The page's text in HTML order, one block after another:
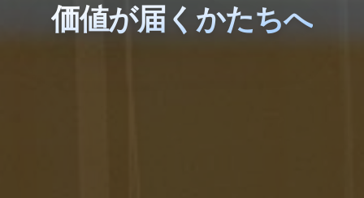
価値が届くかたちへ